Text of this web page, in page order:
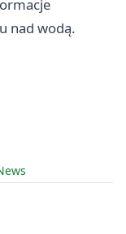
nad wodą.